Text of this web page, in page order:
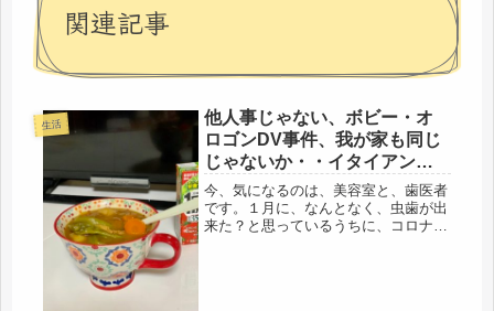
関連記事
生活
他人事じゃない、ボビー・オ
ロゴンDV事件、我が家も同じ
じゃないか・・イタイアンパ
セリ、パクチー育つ
今、気になるのは、美容室と、歯医者
です。１月に、なんとなく、虫歯が出
来た？と思っているうちに、コロナを